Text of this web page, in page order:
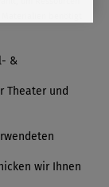
&
Theater und
wir Ihnen